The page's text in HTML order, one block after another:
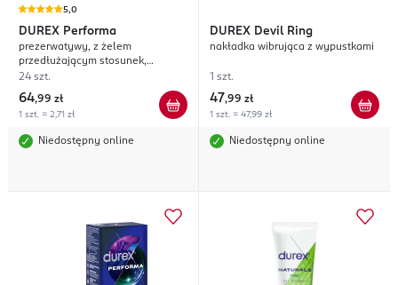
5,0
DUREX Performa
prezerwatywy, z żelem
przedłużającym stosunek,
Regular Fit
24 szt.
64,99 zł
1 szt. = 2,71 zł
Niedostępny online
DUREX Devil Ring
nakładka wibrująca z wypustkami
1 szt.
47,99 zł
1 szt. = 47,99 zł
Niedostępny online